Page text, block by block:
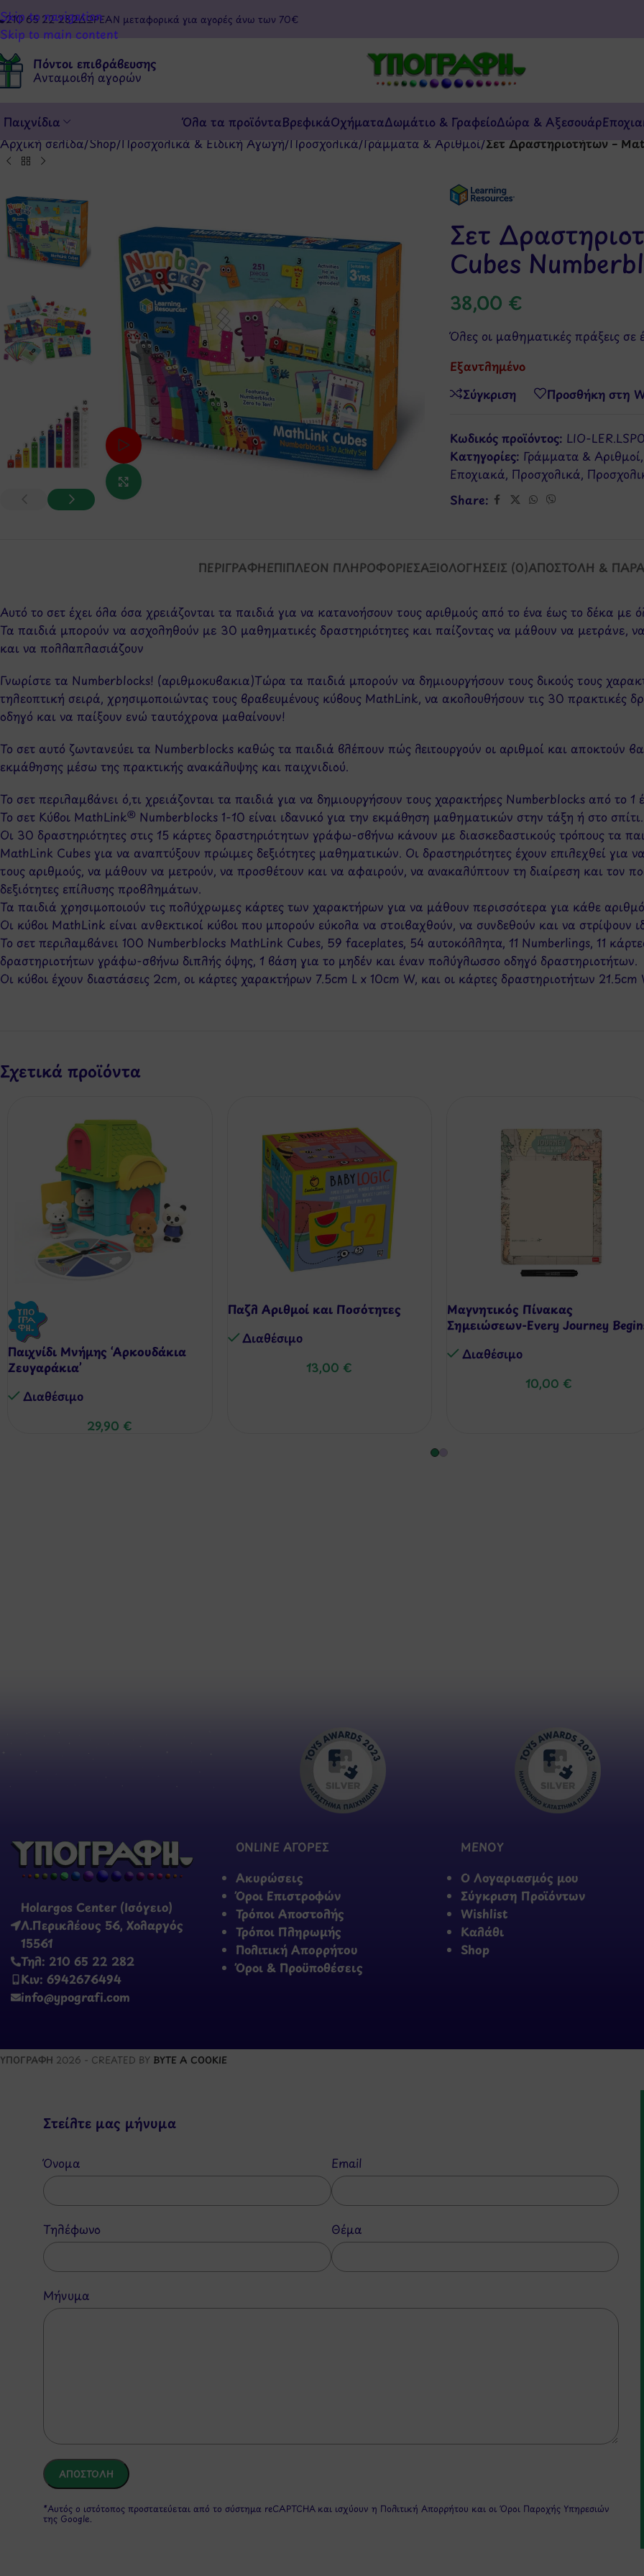
Skip to navigation
Skip to main content
210 65 22 282ΔΩΡΕΑΝ μεταφορικά για αγορές άνω των 70€
Πόντοι επιβράβευσης
Ανταμοιβή αγορών
Παιχνίδια Όλα τα προϊόνταΒρεφικάΟχήματαΔωμάτιο & ΓραφείοΔώρα & Αξεσουάρ
Αρχική σελίδα/Shop/Προσχολικά & Ειδική Αγωγή/Προσχολικά/Γράμματα & Αριθμοί/Σετ Δραστηριοτήτων –
Δείτε το βίντεο
Σετ
Cubes
38,00 €
Όλες οι μαθηματικές πράξεις σε
Εξαντλημένο
Σύγκριση
Προσθήκη στη
Κωδικός προϊόντος: LIO-
Κατηγορίες: Γράμματα & Αριθμοί,
Εποχιακά, Προσχολικά,
Share:
ΠΕΡΙΓΡΑΦΉΕΠΙΠΛΈΟΝ ΠΛΗΡΟΦΟΡΊΕΣΑΞΙΟΛΟΓΉΣΕΙΣ (0)ΑΠΟΣΤΟΛΉ &
Αυτό το σετ έχει όλα όσα χρειάζονται τα παιδιά για να κατανοήσουν τους αριθμούς από το ένα έως το δέκα με
Τα παιδιά μπορούν να ασχοληθούν με 30 μαθηματικές δραστηριότητες και παίζοντας να μάθουν να μετράνε,
και να πολλαπλασιάζουν
Γνωρίστε τα Numberblocks! (αριθμοκυβακια)Τώρα τα παιδιά μπορούν να δημιουργήσουν τους δικούς τους
τηλεοπτική σειρά, χρησιμοποιώντας τους βραβευμένους κύβους MathLink, να ακολουθήσουν τις 30 πρακτικές
οδηγό και να παίξουν ενώ ταυτόχρονα μαθαίνουν!
Το σετ αυτό ζωντανεύει τα Numberblocks καθώς τα παιδιά βλέπουν πώς λειτουργούν οι αριθμοί και αποκτούν
εκμάθησης μέσω της πρακτικής ανακάλυψης και παιχνιδιού.
Το σετ περιλαμβάνει ό,τι χρειάζονται τα παιδιά για να δημιουργήσουν τους χαρακτήρες Numberblocks από το
Το σετ Κύβοι MathLink® Numberblocks 1-10 είναι ιδανικό για την εκμάθηση μαθηματικών στην τάξη ή στο σπίτι.
Οι 30 δραστηριότητες στις 15 κάρτες δραστηριότητων γράφω-σβήνω κάνουν με διασκεδαστικούς τρόπους τα
MathLink Cubes για να αναπτύξουν πρώιμες δεξιότητες μαθηματικών. Οι δραστηριότητες έχουν επιλεχθεί για
τους αριθμούς, να μάθουν να μετρούν, να προσθέτουν και να αφαιρούν, να ανακαλύπτουν τη διαίρεση και τον
δεξιότητες επίλυσης προβλημάτων.
Τα παιδιά χρησιμοποιούν τις πολύχρωμες κάρτες των χαρακτήρων για να μάθουν περισσότερα για κάθε
Οι κύβοι MathLink είναι ανθεκτικοί κύβοι που μπορούν εύκολα να στοιβαχθούν, να συνδεθούν και να στρίψουν
Το σετ περιλαμβάνει 100 Numberblocks MathLink Cubes, 59 faceplates, 54 αυτοκόλλητα, 11 Numberlings, 11
δραστηριοτήτων γράφω-σβήνω διπλής όψης, 1 βάση για το μηδέν και έναν πολύγλωσσο οδηγό δραστηριοτήτων.
Οι κύβοι έχουν διαστάσεις 2cm, οι κάρτες χαρακτήρων 7.5cm L x 10cm W, και οι κάρτες δραστηριοτήτων 21.5cm
Σχετικά προϊόντα
Παιχνίδι Μνήμης ‘Αρκουδάκια
Ζευγαράκια’
Διαθέσιμo
29,90€
Παζλ Αριθμοί και Ποσότητες
Διαθέσιμo
13,00€
Μαγνητικός Πίνακας
Σημειώσεων-Every Journey
Διαθέσιμo
10,00€
Holargos Center (Ισόγειο)
Λ.Περικλέους 56, Χολαργός
15561
Τηλ: 210 65 22 282
Κιν: 6942676494
info@ypografi.com
ONLINE ΑΓΟΡΕΣ
Ακυρώσεις
Όροι Επιστροφών
Τρόποι Αποστολής
Τρόποι Πληρωμής
Πολιτική Απορρήτου
Όροι & Προϋποθέσεις
ΜΕΝΟΥ
Ο Λογαριασμός μου
Σύγκριση Προϊόντων
Wishlist
Καλάθι
Shop
ΥΠΟΓΡΑΦΗ 2026 - CREATED BY BYTE A COOKIE
Στείλτε μας μήνυμα
Όνομα Email
Τηλέφωνο Θέμα
Μήνυμα
*Αυτός ο ιστότοπος προστατεύεται από το σύστημα reCAPTCHA και ισχύουν η Πολιτική Απορρήτου και οιΌροι Παροχής Υπηρεσιών
της Google.